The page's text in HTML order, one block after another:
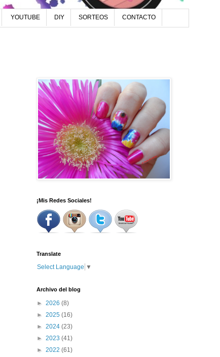
YOUTUBE DIY SORTEOS CONTACTO
¡Mis Redes Sociales!
Translate
Select Language ▼
Archivo del blog
► 2026 (8)
► 2025 (16)
► 2024 (23)
► 2023 (41)
► 2022 (61)